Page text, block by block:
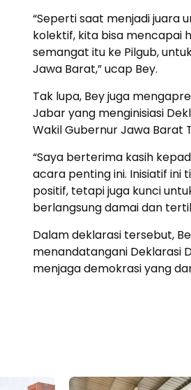
“Seperti saat menjadi juara
kolektif, kita bisa mencapai
semangat itu ke Pilgub,
Jawa Barat,” ucap Bey.
Tak lupa, Bey juga
Jabar yang menginisiasi
Wakil Gubernur Jawa Barat
“Saya berterima kasih
acara penting ini. Inisiatif ini
positif, tetapi juga kunci
berlangsung damai dan
Dalam deklarasi tersebut,
menandatangani Deklarasi
menjaga demokrasi yang